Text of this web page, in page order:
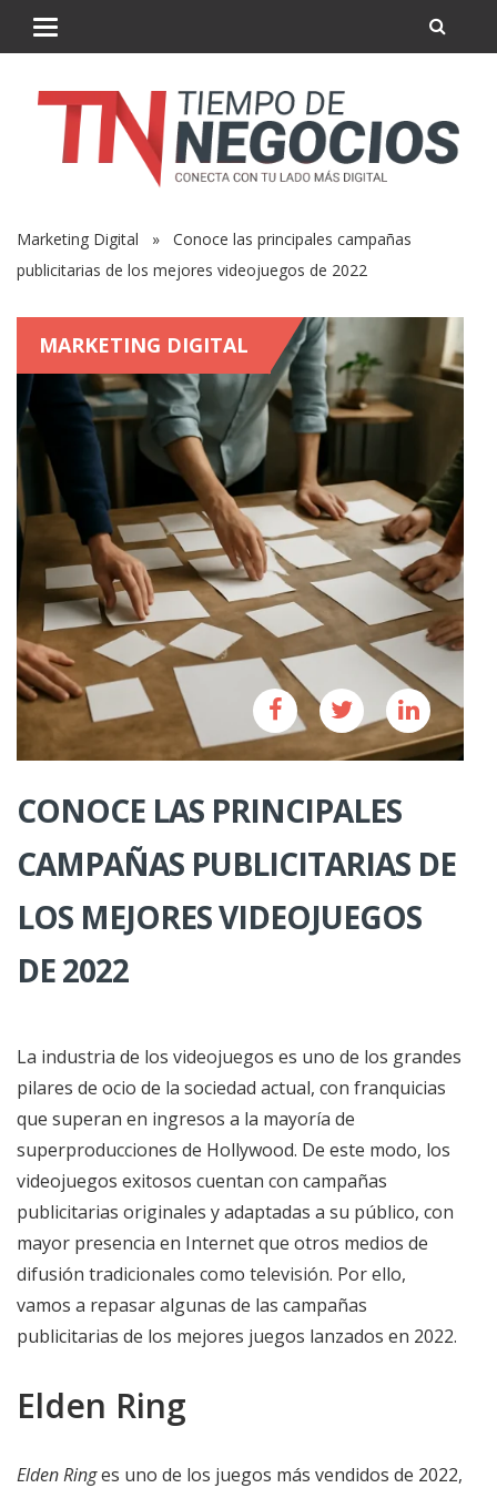
Marketing Digital » Conoce las principales campañas
publicitarias de los mejores videojuegos de 2022
MARKETING DIGITAL
CONOCE LAS PRINCIPALES
CAMPAÑAS PUBLICITARIAS DE
LOS MEJORES VIDEOJUEGOS
DE 2022
La industria de los videojuegos es uno de los grandes
pilares de ocio de la sociedad actual, con franquicias
que superan en ingresos a la mayoría de
superproducciones de Hollywood. De este modo, los
videojuegos exitosos cuentan con campañas
publicitarias originales y adaptadas a su público, con
mayor presencia en Internet que otros medios de
difusión tradicionales como televisión. Por ello,
vamos a repasar algunas de las campañas
publicitarias de los mejores juegos lanzados en 2022.
Elden Ring
Elden Ringes uno de los juegos más vendidos de 2022,